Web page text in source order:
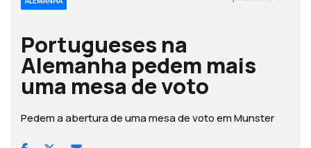
Portugueses na
Alemanha pedem mais
uma mesa de voto
Pedem a abertura de uma mesa de voto em Munster